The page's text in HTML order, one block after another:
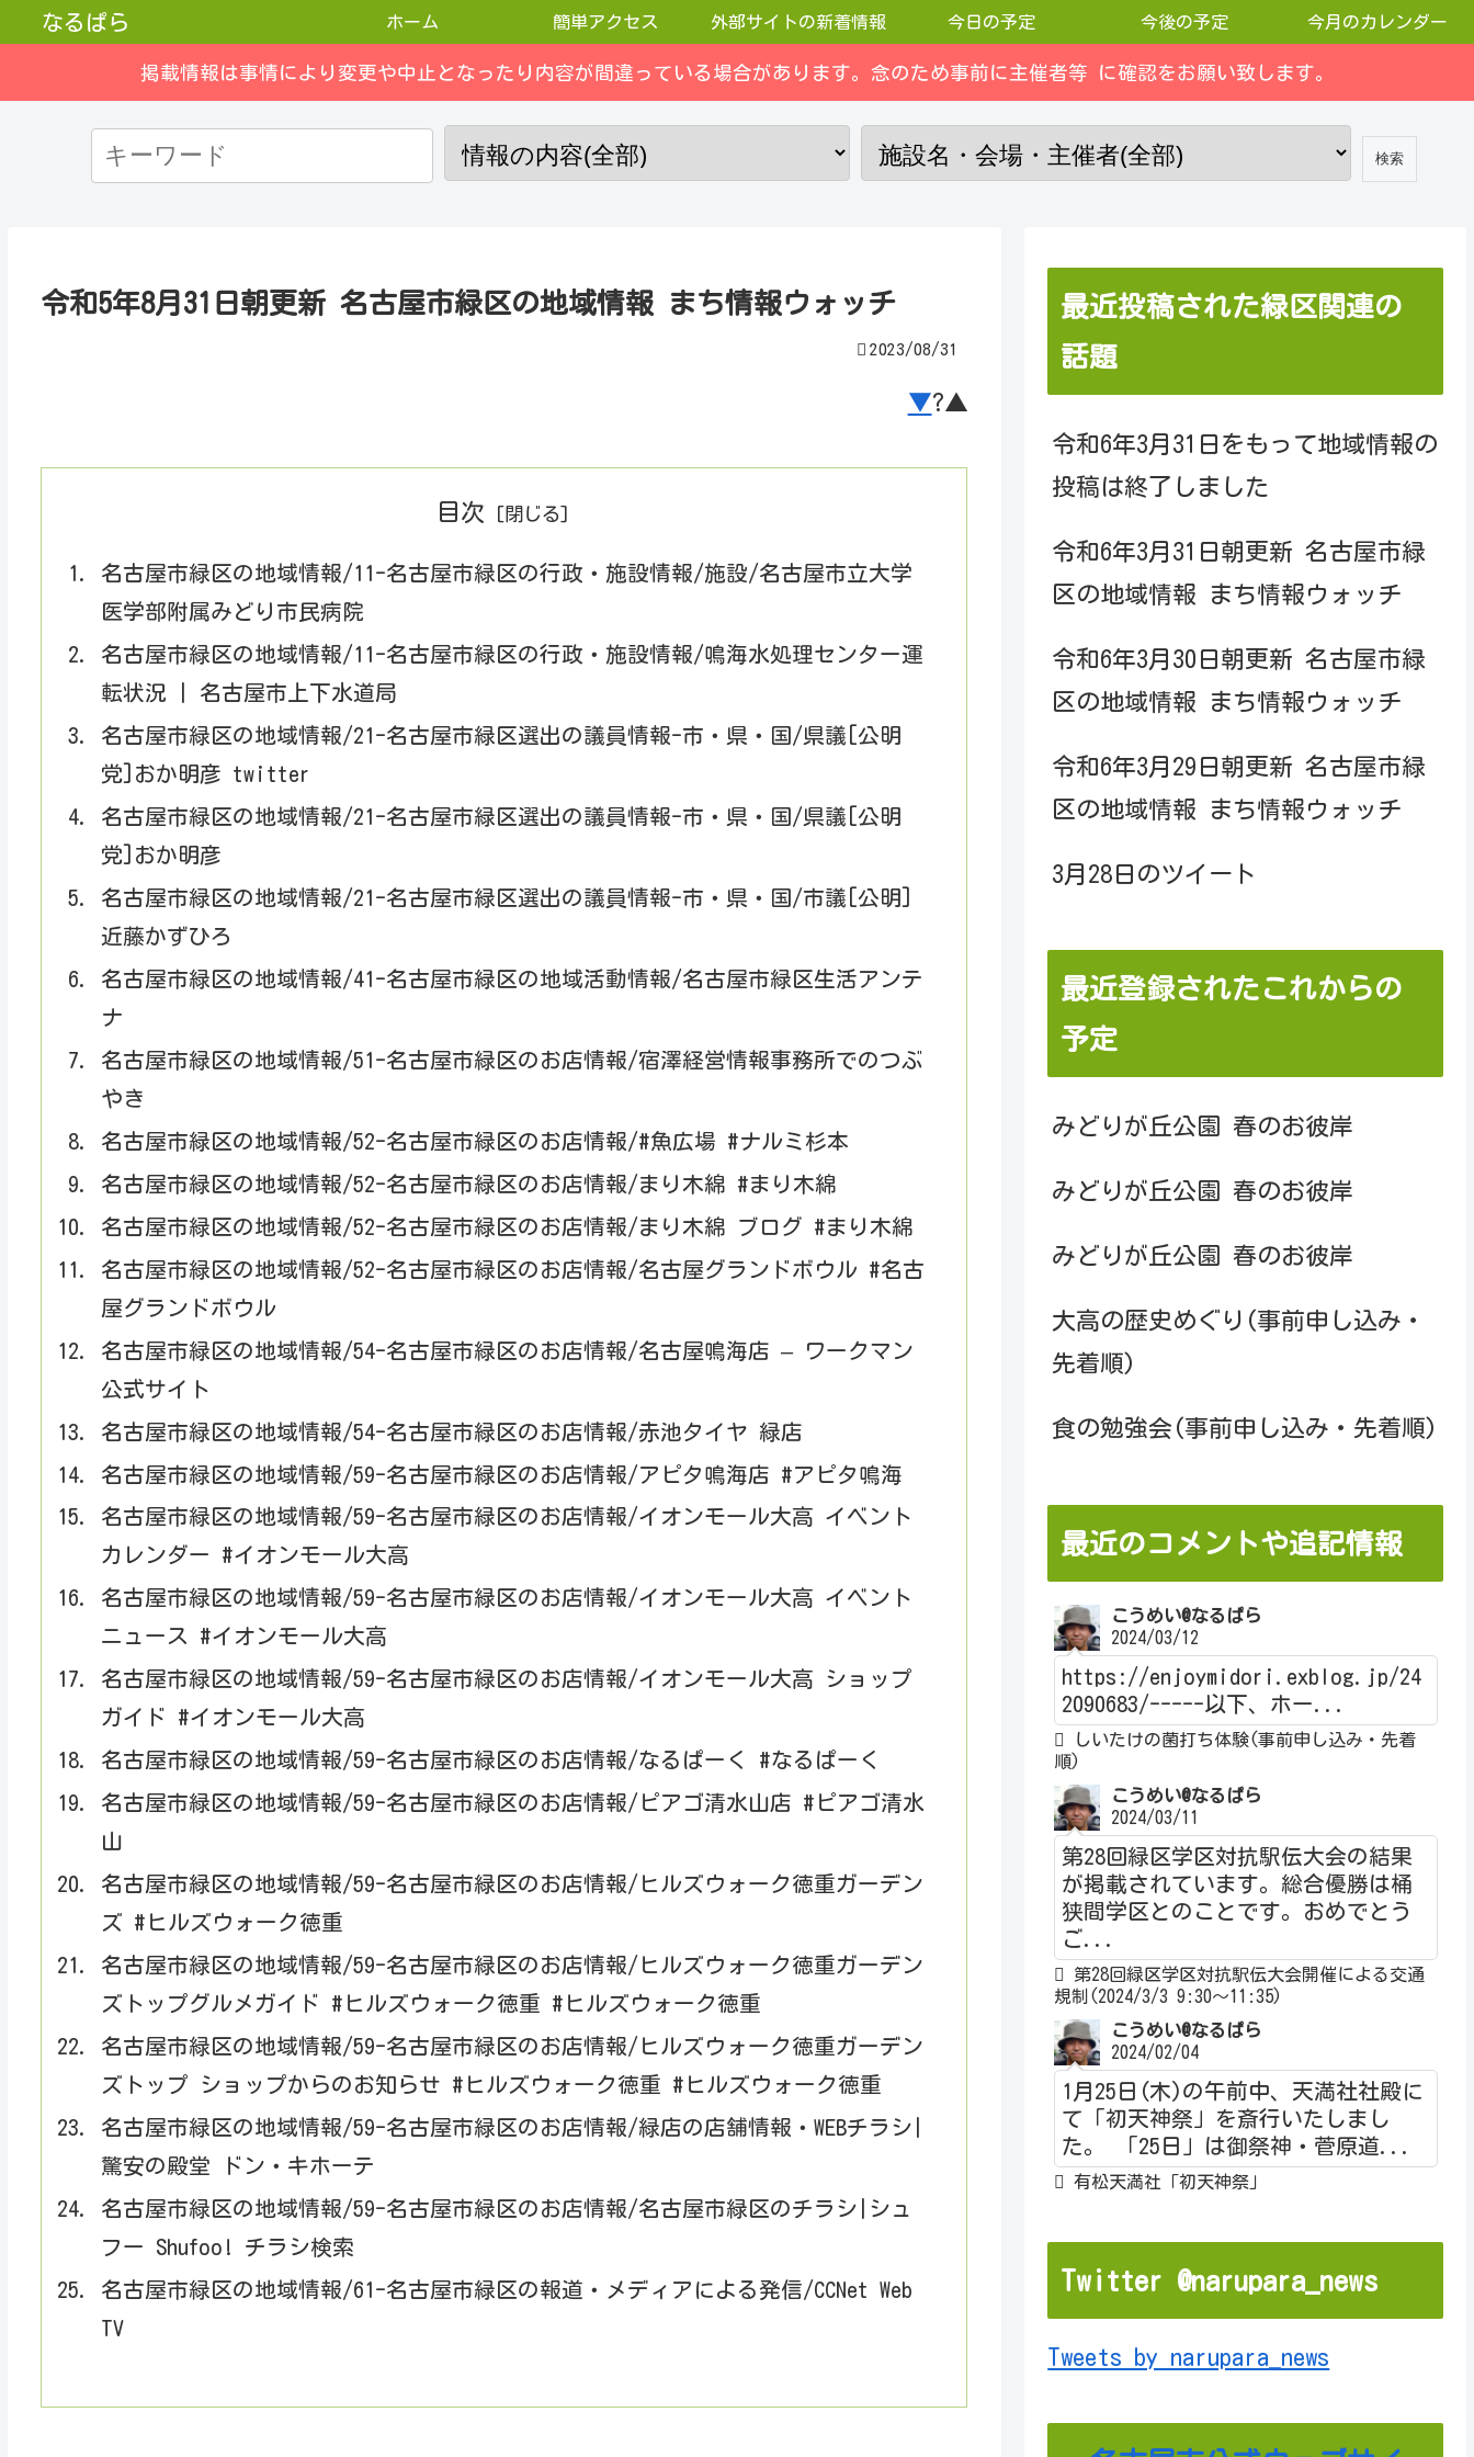
なるぱら ホーム 簡単アクセス 外部サイトの新着情報 今日の予定 今後の予定 今月のカレンダー
掲載情報は事情により変更や中止となったり内容が間違っている場合があります。念のため事前に主催者等 に確認をお願い致します。
令和5年8月31日朝更新 名古屋市緑区の地域情報 まち情報ウォッチ
2023/08/31
▼?▲
目次
名古屋市緑区の地域情報/11-名古屋市緑区の行政・施設情報/施設/名古屋市立大学
医学部附属みどり市民病院
名古屋市緑区の地域情報/11-名古屋市緑区の行政・施設情報/鳴海水処理センター運
転状況 | 名古屋市上下水道局
名古屋市緑区の地域情報/21-名古屋市緑区選出の議員情報-市・県・国/県議[公明
党]おか明彦 twitter
名古屋市緑区の地域情報/21-名古屋市緑区選出の議員情報-市・県・国/県議[公明
党]おか明彦
名古屋市緑区の地域情報/21-名古屋市緑区選出の議員情報-市・県・国/市議[公明]
近藤かずひろ
名古屋市緑区の地域情報/41-名古屋市緑区の地域活動情報/名古屋市緑区生活アンテ
ナ
名古屋市緑区の地域情報/51-名古屋市緑区のお店情報/宿澤経営情報事務所でのつぶ
やき
名古屋市緑区の地域情報/52-名古屋市緑区のお店情報/#魚広場 #ナルミ杉本
名古屋市緑区の地域情報/52-名古屋市緑区のお店情報/まり木綿 #まり木綿
名古屋市緑区の地域情報/52-名古屋市緑区のお店情報/まり木綿 ブログ #まり木綿
名古屋市緑区の地域情報/52-名古屋市緑区のお店情報/名古屋グランドボウル #名古
屋グランドボウル
名古屋市緑区の地域情報/54-名古屋市緑区のお店情報/名古屋鳴海店 – ワークマン
公式サイト
名古屋市緑区の地域情報/54-名古屋市緑区のお店情報/赤池タイヤ 緑店
名古屋市緑区の地域情報/59-名古屋市緑区のお店情報/アピタ鳴海店 #アピタ鳴海
名古屋市緑区の地域情報/59-名古屋市緑区のお店情報/イオンモール大高 イベント
カレンダー #イオンモール大高
名古屋市緑区の地域情報/59-名古屋市緑区のお店情報/イオンモール大高 イベント
ニュース #イオンモール大高
名古屋市緑区の地域情報/59-名古屋市緑区のお店情報/イオンモール大高 ショップ
ガイド #イオンモール大高
名古屋市緑区の地域情報/59-名古屋市緑区のお店情報/なるぱーく #なるぱーく
名古屋市緑区の地域情報/59-名古屋市緑区のお店情報/ピアゴ清水山店 #ピアゴ清水
山
名古屋市緑区の地域情報/59-名古屋市緑区のお店情報/ヒルズウォーク徳重ガーデン
ズ #ヒルズウォーク徳重
名古屋市緑区の地域情報/59-名古屋市緑区のお店情報/ヒルズウォーク徳重ガーデン
ズトップグルメガイド #ヒルズウォーク徳重 #ヒルズウォーク徳重
名古屋市緑区の地域情報/59-名古屋市緑区のお店情報/ヒルズウォーク徳重ガーデン
ズトップ ショップからのお知らせ #ヒルズウォーク徳重 #ヒルズウォーク徳重
名古屋市緑区の地域情報/59-名古屋市緑区のお店情報/緑店の店舗情報・WEBチラシ|
驚安の殿堂 ドン・キホーテ
名古屋市緑区の地域情報/59-名古屋市緑区のお店情報/名古屋市緑区のチラシ|シュ
フー Shufoo! チラシ検索
名古屋市緑区の地域情報/61-名古屋市緑区の報道・メディアによる発信/CCNet Web
TV
最近投稿された緑区関連の
話題
令和6年3月31日をもって地域情報の
投稿は終了しました
令和6年3月31日朝更新 名古屋市緑
区の地域情報 まち情報ウォッチ
令和6年3月30日朝更新 名古屋市緑
区の地域情報 まち情報ウォッチ
令和6年3月29日朝更新 名古屋市緑
区の地域情報 まち情報ウォッチ
3月28日のツイート
最近登録されたこれからの
予定
みどりが丘公園 春のお彼岸
みどりが丘公園 春のお彼岸
みどりが丘公園 春のお彼岸
大高の歴史めぐり(事前申し込み・
先着順)
食の勉強会(事前申し込み・先着順)
最近のコメントや追記情報
こうめい@なるぱら
2024/03/12
https://enjoymidori.exblog.jp/24
2090683/-----以下、ホー...
しいたけの菌打ち体験(事前申し込み・先着
順)
こうめい@なるぱら
2024/03/11
第28回緑区学区対抗駅伝大会の結果
が掲載されています。総合優勝は桶
狭間学区とのことです。おめでとう
ご...
第28回緑区学区対抗駅伝大会開催による交通
規制(2024/3/3 9:30～11:35)
こうめい@なるぱら
2024/02/04
1月25日(木)の午前中、天満社社殿に
て「初天神祭」を斎行いたしまし
た。 「25日」は御祭神・菅原道...
有松天満社「初天神祭」
Twitter @narupara_news
Tweets by narupara_news